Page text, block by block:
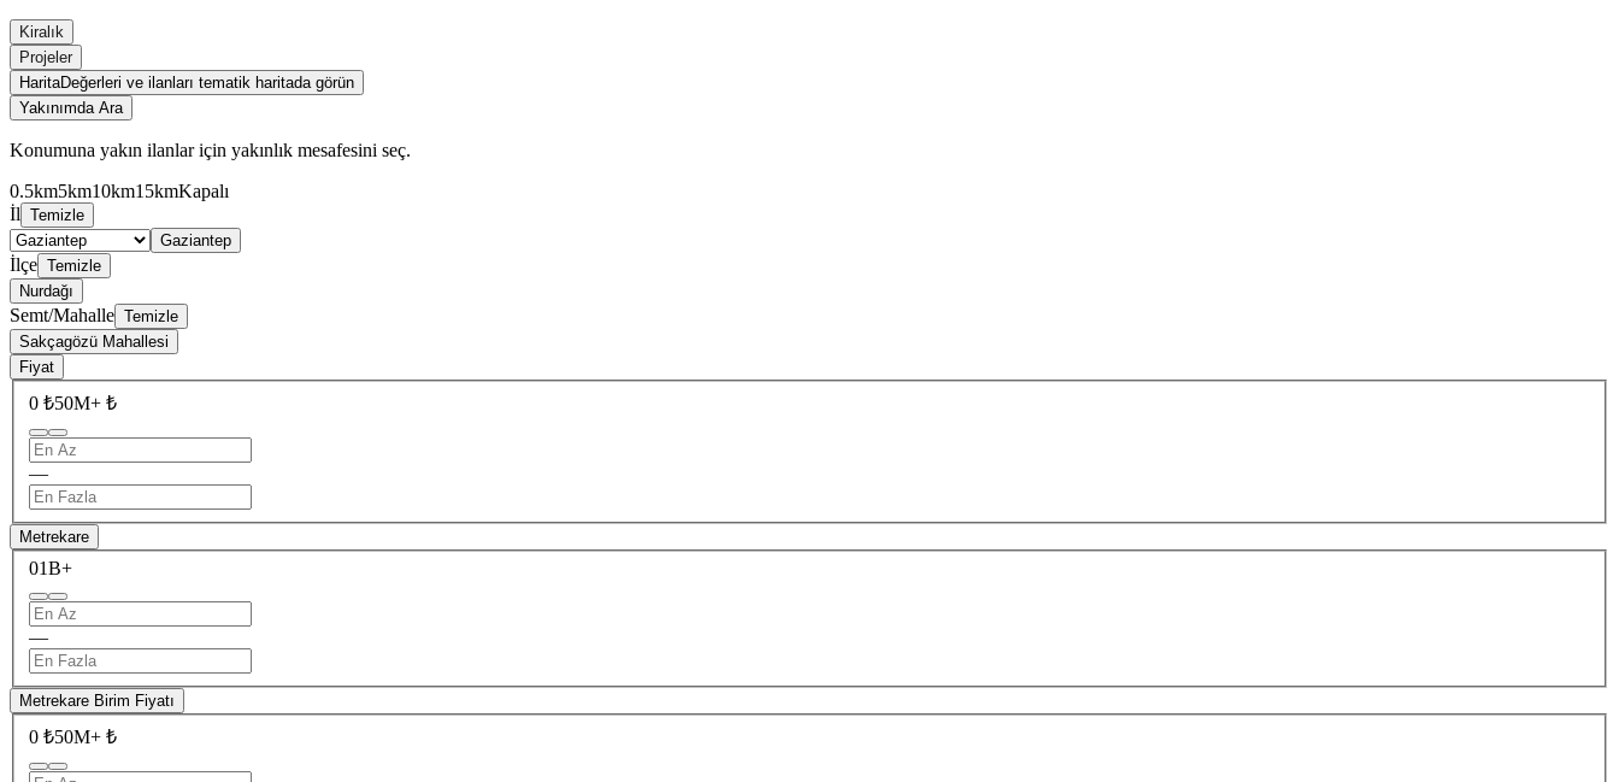
Kiralık
Projeler
HaritaDeğerleri ve ilanları tematik haritada görün
Yakınımda Ara
Konumuna yakın ilanlar için yakınlık mesafesini seç.
0.5km5km10km15kmKapalı
İl Temizle
Gaziantep
İlçe Temizle
Nurdağı
Semt/Mahalle Temizle
Sakçagözü Mahallesi
Fiyat
0 ₺50M+ ₺
—
Metrekare
01B+
—
Metrekare Birim Fiyatı
0 ₺50M+ ₺